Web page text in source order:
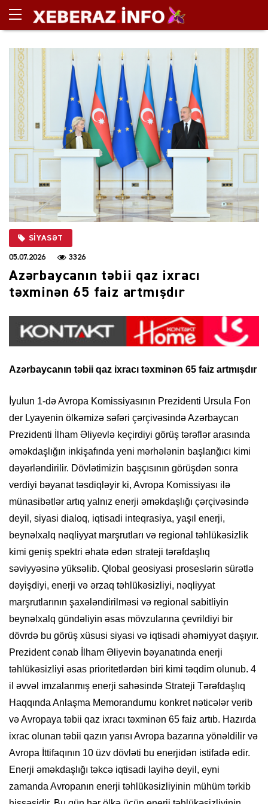
SIYASƏT
05.07.2026 3326
Azərbaycanın təbii qaz ixracı
təxminən 65 faiz artmışdır
Azərbaycanın təbii qaz ixracı təxminən 65 faiz artmışdır
İyulun 1-də Avropa Komissiyasının Prezidenti Ursula Fon
der Lyayenin ölkəmizə səfəri çərçivəsində Azərbaycan
Prezidenti İlham Əliyevlə keçirdiyi görüş tərəflər arasında
əməkdaşlığın inkişafında yeni mərhələnin başlanğıcı kimi
dəyərləndirilir. Dövlətimizin başçısının görüşdən sonra
verdiyi bəyanat təsdiqləyir ki, Avropa Komissiyası ilə
münasibətlər artıq yalnız enerji əməkdaşlığı çərçivəsində
deyil, siyasi dialoq, iqtisadi inteqrasiya, yaşıl enerji,
beynəlxalq nəqliyyat marşrutları və regional təhlükəsizlik
kimi geniş spektri əhatə edən strateji tərəfdaşlıq
səviyyəsinə yüksəlib. Qlobal geosiyasi proseslərin sürətlə
dəyişdiyi, enerji və ərzaq təhlükəsizliyi, nəqliyyat
marşrutlarının şaxələndirilməsi və regional sabitliyin
beynəlxalq gündəliyin əsas mövzularına çevrildiyi bir
dövrdə bu görüş xüsusi siyasi və iqtisadi əhəmiyyət daşıyır.
Prezident cənab İlham Əliyevin bəyanatında enerji
təhlükəsizliyi əsas prioritetlərdən biri kimi təqdim olunub. 4
il əvvəl imzalanmış enerji sahəsində Strateji Tərəfdaşlıq
Haqqında Anlaşma Memorandumu konkret nəticələr verib
və Avropaya təbii qaz ixracı təxminən 65 faiz artıb. Hazırda
ixrac olunan təbii qazın yarısı Avropa bazarına yönəldilir və
Avropa İttifaqının 10 üzv dövləti bu enerjidən istifadə edir.
Enerji əməkdaşlığı təkcə iqtisadi layihə deyil, eyni
zamanda Avropanın enerji təhlükəsizliyinin mühüm tərkib